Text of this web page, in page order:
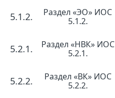
5.1.2.
Раздел «ЭО» ИОС
5.1.2.
5.2.1.
Раздел «НВК» ИОС
5.2.1.
5.2.2.
Раздел «ВК» ИОС
5.2.2.